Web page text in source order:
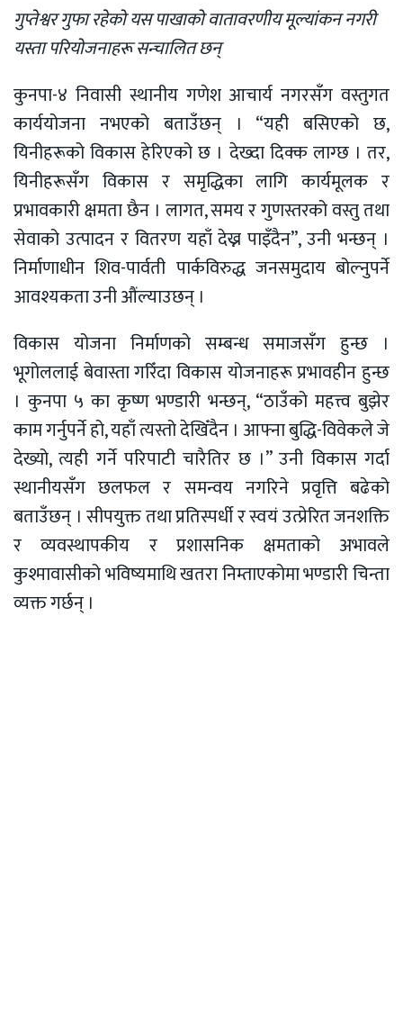
गुप्तेश्वर गुफा रहेको यस पाखाको वातावरणीय मूल्यांकन नगरी
यस्ता परियोजनाहरू सन्चालित छन्
कुनपा-४ निवासी स्थानीय गणेश आचार्य नगरसँग वस्तुगत
कार्ययोजना नभएको बताउँछन् । “यही बसिएको छ,
यिनीहरूको विकास हेरिएको छ । देख्दा दिक्क लाग्छ । तर,
यिनीहरूसँग विकास र समृद्धिका लागि कार्यमूलक र
प्रभावकारी क्षमता छैन । लागत, समय र गुणस्तरको वस्तु तथा
सेवाको उत्पादन र वितरण यहाँ देख्न पाइँदैन”, उनी भन्छन् ।
निर्माणाधीन शिव-पार्वती पार्कविरुद्ध जनसमुदाय बोल्नुपर्ने
आवश्यकता उनी औंल्याउछन् ।
विकास योजना निर्माणको सम्बन्ध समाजसँग हुन्छ ।
भूगोललाई बेवास्ता गरिँदा विकास योजनाहरू प्रभावहीन हुन्छ
। कुनपा ५ का कृष्ण भण्डारी भन्छन्, “ठाउँको महत्त्व बुझेर
काम गर्नुपर्ने हो, यहाँ त्यस्तो देखिँदैन । आफ्ना बुद्धि-विवेकले जे
देख्यो, त्यही गर्ने परिपाटी चारैतिर छ ।” उनी विकास गर्दा
स्थानीयसँग छलफल र समन्वय नगरिने प्रवृत्ति बढेको
बताउँछन् । सीपयुक्त तथा प्रतिस्पर्धी र स्वयं उत्प्रेरित जनशक्ति
र व्यवस्थापकीय र प्रशासनिक क्षमताको अभावले
कुश्मावासीको भविष्यमाथि खतरा निम्ताएकोमा भण्डारी चिन्ता
व्यक्त गर्छन् ।